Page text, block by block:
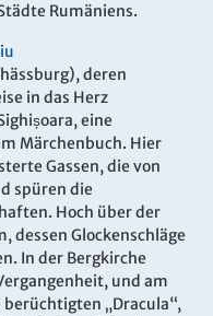
Rumäniens.
deren
in das Herz
eine
Märchenbuch. Hier
Gassen, die von
spüren die
Hoch über der
dessen Glockenschläge
In der Bergkirche
und am
„Dracula“,